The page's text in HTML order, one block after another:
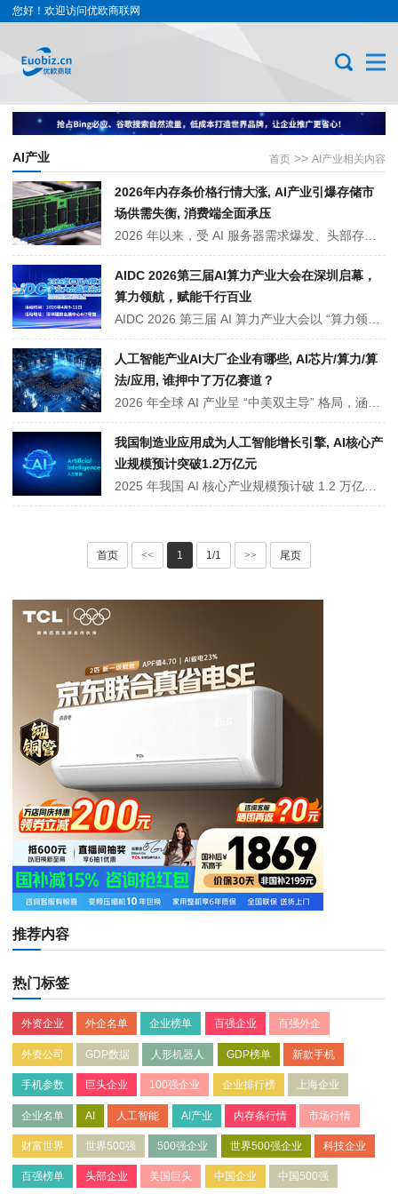
您好！欢迎访问优欧商联网
首页 >> AI产业相关内容
AI产业
2026年内存条价格行情大涨, AI产业引爆存储市
场供需失衡, 消费端全面承压
2026 年以来，受 AI 服务器需求爆发、头部存储厂商产能向高利润产品倾斜、行业库存偏低等多重因素影响，全球 DRAM 内存条价格大幅上涨，DDR4、DDR5 产品零售价格普遍翻倍。涨价从上游芯片传导至终端市场，导致 PC、笔记本、装机等成本上升。本文客观梳理本轮涨价原因、市场影响及后续走势。
AIDC 2026第三届AI算力产业大会在深圳启幕，
算力领航，赋能千行百业
AIDC 2026 第三届 AI 算力产业大会以 “算力领航，赋能千行百业” 为主题，于 2026 年 4 月 9 日 - 11 日在深圳会展中心举办。大会聚焦 AI 芯片、智算中心、绿色算力、算力调度及行业应用等核心领域，汇聚政产学研各界力量，共话技术创新与生态共建，推动算力赋能制造、金融、医疗、智慧城市等千行百业···
人工智能产业AI大厂企业有哪些, AI芯片/算力/算
法/应用, 谁押中了万亿赛道？
2026 年全球 AI 产业呈 “中美双主导” 格局，涵盖四大阵营：英伟达、微软等国际巨头主导底层算力与通用大模型；华为、腾讯等中国企业深耕自主技术与场景落地；寒武纪、科大讯飞等聚焦细分赛道突破；月之暗面等独角兽快速崛起。行业从技术比拼转向商业化兑现，算力自主化与场景规模化落地成核心趋势。
我国制造业应用成为人工智能增长引擎, AI核心产
业规模预计突破1.2万亿元
2025 年我国 AI 核心产业规模预计破 1.2 万亿元，较 2024 年增超 32%，标志产业进入价值释放期。制造业大模型应用成核心引擎，案例占比从 19.9% 升至 25.9%，推动千厂落地增效。芯片国产化、算力基建完善筑牢根基，政策与生态协同发力，带动相关产业增加值超 24 万亿元，未来增长潜力强劲。
首页 << 1 1/1 >> 尾页
推荐内容
热门标签
外资企业 外企名单 企业榜单 百强企业 百强外企
外资公司 GDP数据 人形机器人 GDP榜单 新款手机
手机参数 巨头企业 100强企业 企业排行榜 上海企业
企业名单 AI 人工智能 AI产业 内存条行情 市场行情
财富世界 世界500强 500强企业 世界500强企业 科技企业
百强榜单 头部企业 美国巨头 中国企业 中国500强